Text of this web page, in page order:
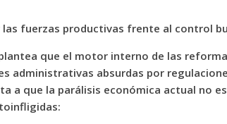
las fuerzas productivas frente al control
que el motor interno de las
administrativas absurdas por
a que la parálisis económica actual no